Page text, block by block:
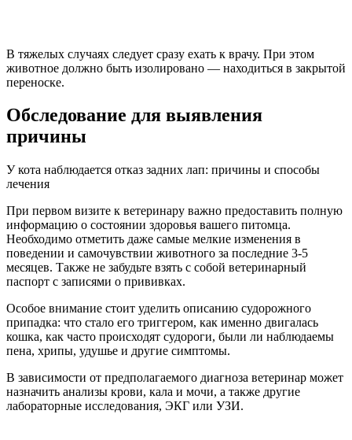
В тяжелых случаях следует сразу ехать к врачу. При этом
животное должно быть изолировано — находиться в закрытой
переноске.
Обследование для выявления
причины
У кота наблюдается отказ задних лап: причины и способы
лечения
При первом визите к ветеринару важно предоставить полную
информацию о состоянии здоровья вашего питомца.
Необходимо отметить даже самые мелкие изменения в
поведении и самочувствии животного за последние 3-5
месяцев. Также не забудьте взять с собой ветеринарный
паспорт с записями о прививках.
Особое внимание стоит уделить описанию судорожного
припадка: что стало его триггером, как именно двигалась
кошка, как часто происходят судороги, были ли наблюдаемы
пена, хрипы, удушье и другие симптомы.
В зависимости от предполагаемого диагноза ветеринар может
назначить анализы крови, кала и мочи, а также другие
лабораторные исследования, ЭКГ или УЗИ.